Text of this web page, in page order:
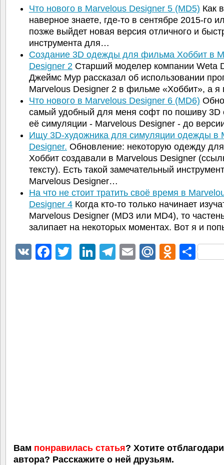
Что нового в Marvelous Designer 5 (MD5) Как
наверное знаете, где-то в сентябре 2015-го
позже выйдет новая версия отличного и
инструмента для…
Создание 3D одежды для фильма Хоббит в
Designer 2 Старший моделер компании Weta
Джеймс Мур рассказал об использовании
Marvelous Designer 2 в фильме «Хоббит», а
Что нового в Marvelous Designer 6 (MD6)
самый удобный для меня софт по пошиву
её симуляции - Marvelous Designer - до
Ищу 3D-художника для симуляции одежды в
Designer. Обновление: некоторую одежду
Хоббит создавали в Marvelous Designer
тексту). Есть такой замечательный инструмент
Marvelous Designer…
На что не стоит тратить своё время в
Designer 4Когда кто-то только начинает
Marvelous Designer (MD3 или MD4), то
залипает на некоторых моментах. Вот я и
VK Facebook
TwitterLinkedIn
Telegram
EmailMail.Ru
Вам понравилась статья? Хотите
автора? Расскажите о ней друзьям.